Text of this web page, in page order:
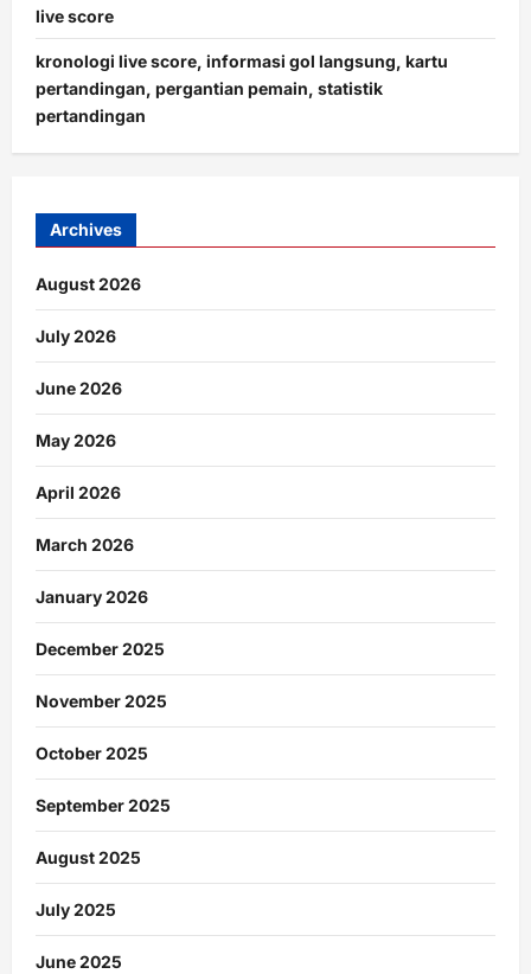
live score
kronologi live score, informasi gol langsung, kartu
pertandingan, pergantian pemain, statistik
pertandingan
Archives
August 2026
July 2026
June 2026
May 2026
April 2026
March 2026
January 2026
December 2025
November 2025
October 2025
September 2025
August 2025
July 2025
June 2025